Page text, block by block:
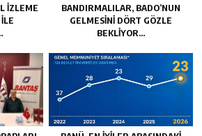
İZLEME
BANDIRMALILAR, BADO’NUN
GELMESİNİ DÖRT GÖZLE
BEKLİYOR…